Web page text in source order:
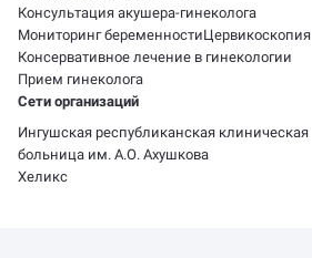
Консультация акушера-гинеколога
Мониторинг беременностиЦервикоскопия
Консервативное лечение в гинекологии
Прием гинеколога
Сети организаций
Ингушская республиканская клиническая
больница им. А.О. Ахушкова
Хеликс